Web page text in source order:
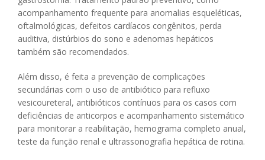
acompanhamento frequente para anomalias esqueléticas,
oftalmológicas, defeitos cardíacos congênitos, perda
auditiva, distúrbios do sono e adenomas hepáticos
também são recomendados.
Além disso, é feita a prevenção de complicações
secundárias com o uso de antibiótico para refluxo
vesicoureteral, antibióticos contínuos para os casos com
deficiências de anticorpos e acompanhamento sistemático
para monitorar a reabilitação, hemograma completo anual,
teste da função renal e ultrassonografia hepática de rotina.